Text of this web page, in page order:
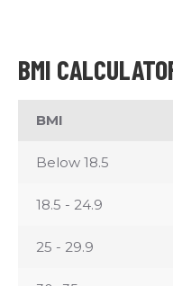
BMI
BMI
Below 18.5
18.5 - 24.9
25 - 29.9